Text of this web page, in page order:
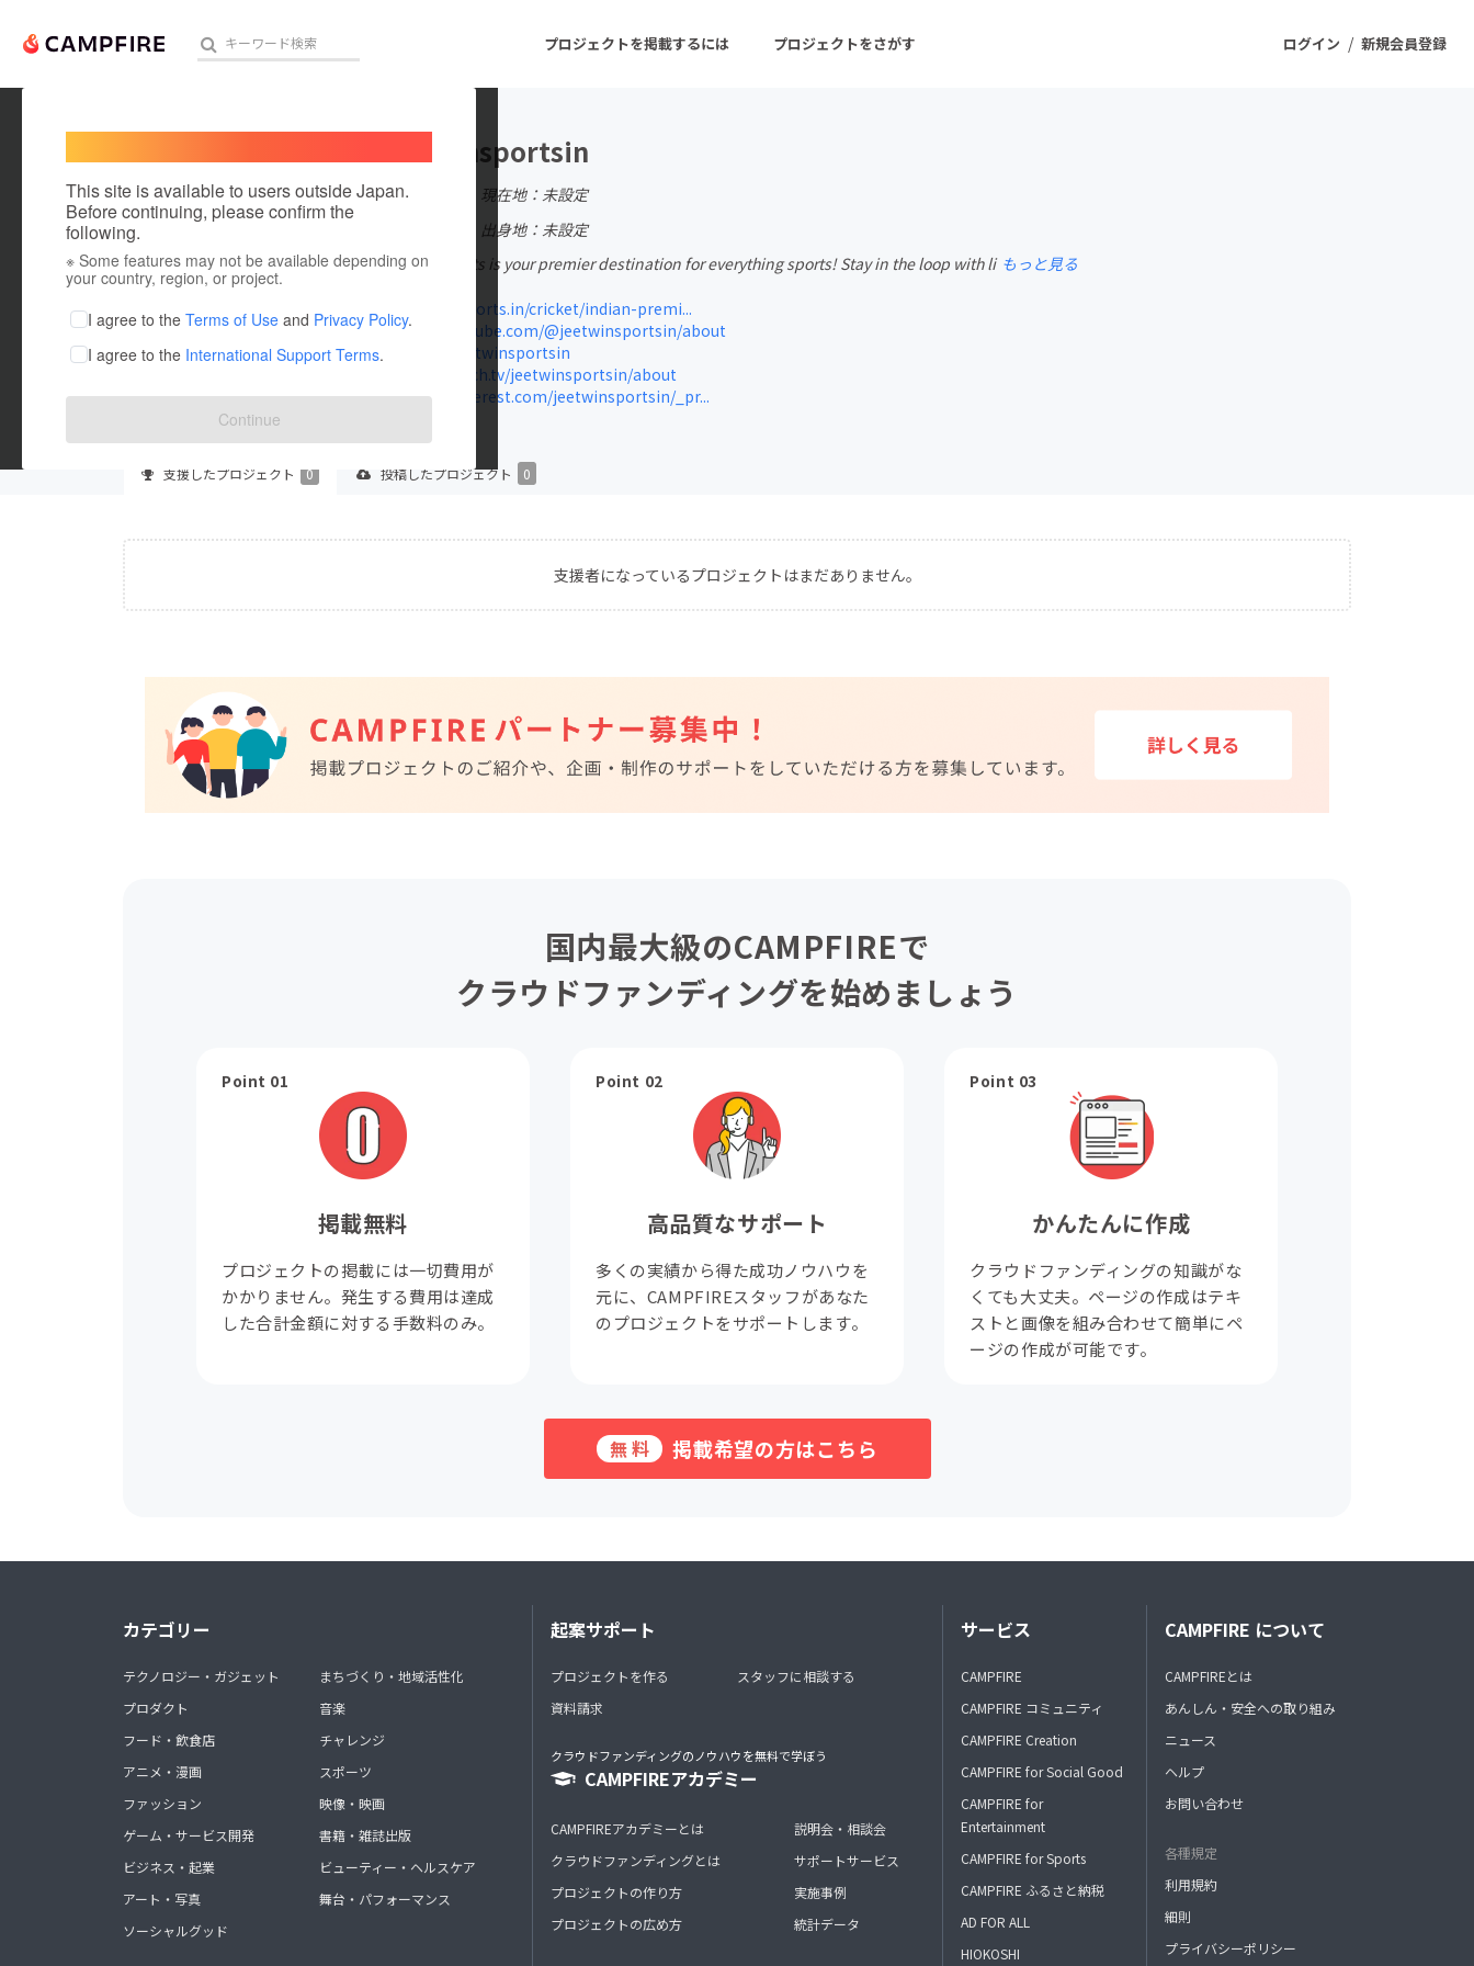
ログイン / 新規会員登録
プロジェクトを掲載するには プロジェクトをさがす
人気のプロジェクト 注目のリターン 注目の新着プロジェクト
アート・写真 音楽 舞台・パフォーマンス
テクノロジー・ガジェット
ゲーム・サービス開発
映像・映画
書籍・雑誌出版
ビジネス・起業
チャレンジ
まちづくり・地域活性化
This site is available to users outside Japan.
Before continuing, please confirm the
following.
※ Some features may not be available depending on
your country, region, or project.
I agree to the Terms of Use and Privacy Policy.
I agree to the International Support Terms.
Continue
jeetwinsportsin
在住国：日本
現在地：未設定
出身地：未設定
JeetWin Sports is your premier destination for everything sports! Stay in the loop with li もっと見る
jeetwinsports.in/cricket/indian-premi...
www.youtube.com/@jeetwinsportsin/about
x.com/jeetwinsportsin
www.twitch.tv/jeetwinsportsin/about
www.pinterest.com/jeetwinsportsin/_pr...
支援したプロジェクト 0 投稿したプロジェクト 0
支援者になっているプロジェクトはまだありません。
国内最大級のCAMPFIREで
クラウドファンディングを始めましょう
Point 01
掲載無料
プロジェクトの掲載には一切費用が
かかりません。発生する費用は達成
した合計金額に対する手数料のみ。
Point 02
高品質なサポート
多くの実績から得た成功ノウハウを
元に、CAMPFIREスタッフがあなた
のプロジェクトをサポートします。
Point 03
かんたんに作成
クラウドファンディングの知識がな
くても大丈夫。ページの作成はテキ
ストと画像を組み合わせて簡単にペ
ージの作成が可能です。
無料 掲載希望の方はこちら
カテゴリー
テクノロジー・ガジェット
プロダクト
フード・飲食店
アニメ・漫画
ファッション
ゲーム・サービス開発
ビジネス・起業
アート・写真
ソーシャルグッド
まちづくり・地域活性化
音楽
チャレンジ
スポーツ
映像・映画
書籍・雑誌出版
ビューティー・ヘルスケア
舞台・パフォーマンス
起案サポート
プロジェクトを作る
資料請求
スタッフに相談する
クラウドファンディングのノウハウを無料で学ぼう
CAMPFIREアカデミー
CAMPFIREアカデミーとは
クラウドファンディングとは
プロジェクトの作り方
プロジェクトの広め方
説明会・相談会
サポートサービス
実施事例
統計データ
サービス
CAMPFIRE
CAMPFIRE コミュニティ
CAMPFIRE Creation
CAMPFIRE for Social Good
CAMPFIRE for
Entertainment
CAMPFIRE for Sports
CAMPFIRE ふるさと納税
AD FOR ALL
HIOKOSHI
CAMPFIRE について
CAMPFIREとは
あんしん・安全への取り組み
ニュース
ヘルプ
お問い合わせ
各種規定
利用規約
細則
プライバシーポリシー